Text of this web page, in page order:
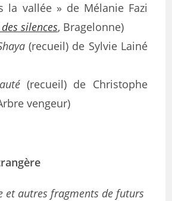
la vallée » de Mélanie Fazi
silences, Bragelonne)
(recueil) de Sylvie Lainé
(recueil) de Christophe
vengeur)
et autres fragments de futurs